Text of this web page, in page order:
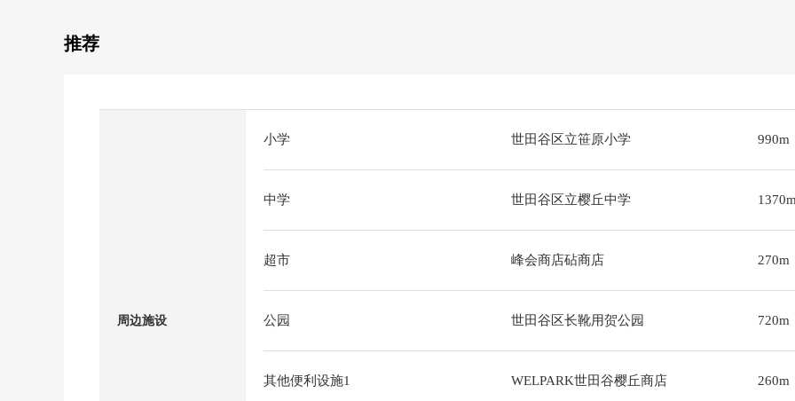
推荐
周边施设
小学 世田谷区立笹原小学 990m
中学 世田谷区立樱丘中学
超市 峰会商店砧商店 270m
公园 世田谷区长靴用贺公园 720m
其他便利设施1 WELPARK世田谷樱丘商店 260m